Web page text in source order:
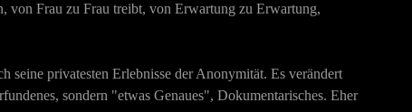
von Frau zu Frau treibt, von Erwartung zu Erwartung,
seine privatesten Erlebnisse der Anonymität. Es verändert
sondern "etwas Genaues", Dokumentarisches. Eher